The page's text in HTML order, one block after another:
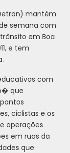
mantém
semana com
em Boa
e tem
com
que
ciclistas e os
operações
em ruas da
que